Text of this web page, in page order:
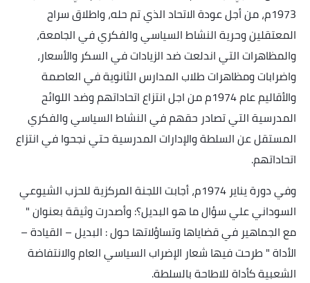
1973م، من أجل عودة الاتحاد الذي تم حله، واطلاق سراح
المعتقلين وحرية النشاط السياسي والفكري في الجامعة،
والمظاهرات التي اندلعت ضد الزيادات في السكر والأسعار،
واضرابات ومظاهرات طلاب المدارس الثانوية في العاصمة
والأقاليم عام 1974م من اجل انتزاع اتحاداتهم وضد اللوائح
المدرسية التي تصادر حقهم في النشاط السياسي والفكري
المستقل عن السلطة والإدارات المدرسية حتي نجحوا في انتزاع
اتحاداتهم.
وفي دورة يناير 1974م، أجابت اللجنة المركزية للحزب الشيوعي
السوداني علي سؤال ما هو البديل؟: وأصدرت وثيقة بعنوان "
مع الجماهير في قضاياها وتساؤلاتها حول : البديل – القيادة –
الأداة " طرحت فيها شعار الإضراب السياسي العام والانتفاضة
الشعبية كأداة للاطاحة بالسلطة.